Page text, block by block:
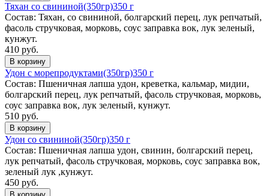
Тяхан со свининой(350гр)350 г
Состав: Тяхан, со свининой, болгарский перец, лук репчатый,
фасоль стручковая, морковь, соус заправка вок, лук зеленый,
кунжут.
410 руб.
В корзину
Удон с морепродуктами(350гр)350 г
Состав: Пшеничная лапша удон, креветка, кальмар, мидии,
болгарский перец, лук репчатый, фасоль стручковая, морковь,
соус заправка вок, лук зеленый, кунжут.
510 руб.
В корзину
Удон со свининой(350гр)350 г
Состав: Пшеничная лапша удон, свинин, болгарский перец,
лук репчатый, фасоль стручковая, морковь, соус заправка вок,
зеленый лук ,кунжут.
450 руб.